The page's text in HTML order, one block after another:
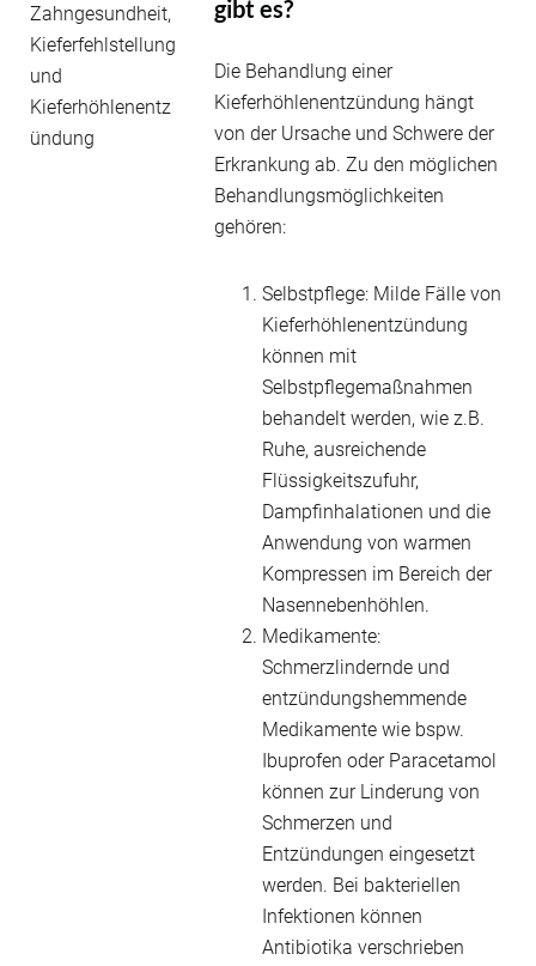
gibt es?
Die Behandlung einer
Kieferhöhlenentzündung hängt
von der Ursache und Schwere der
Erkrankung ab. Zu den möglichen
Behandlungsmöglichkeiten
gehören:
Selbstpflege: Milde Fälle von
Kieferhöhlenentzündung
können mit
Selbstpflegemaßnahmen
behandelt werden, wie z.B.
Ruhe, ausreichende
Flüssigkeitszufuhr,
Dampfinhalationen und die
Anwendung von warmen
Kompressen im Bereich der
Nasennebenhöhlen.
Medikamente:
Schmerzlindernde und
entzündungshemmende
Medikamente wie bspw.
Ibuprofen oder Paracetamol
können zur Linderung von
Schmerzen und
Entzündungen eingesetzt
werden. Bei bakteriellen
Infektionen können
Antibiotika verschrieben